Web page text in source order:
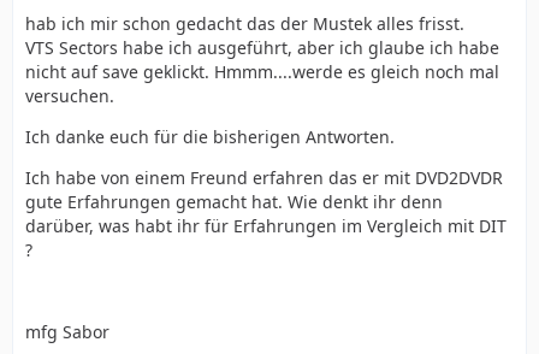
hab ich mir schon gedacht das der Mustek alles frisst.
VTS Sectors habe ich ausgeführt, aber ich glaube ich habe
nicht auf save geklickt. Hmmm....werde es gleich noch mal
versuchen.
Ich danke euch für die bisherigen Antworten.
Ich habe von einem Freund erfahren das er mit DVD2DVDR
gute Erfahrungen gemacht hat. Wie denkt ihr denn
darüber, was habt ihr für Erfahrungen im Vergleich mit DIT
?
mfg Sabor